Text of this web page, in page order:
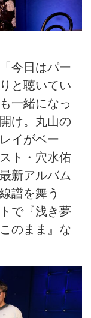
今日はパー
と聴いてい
一緒になっ
け。丸山の
イがベー
ト・穴水佑
新アルバム
譜を舞う
で『浅き夢
のまま』な